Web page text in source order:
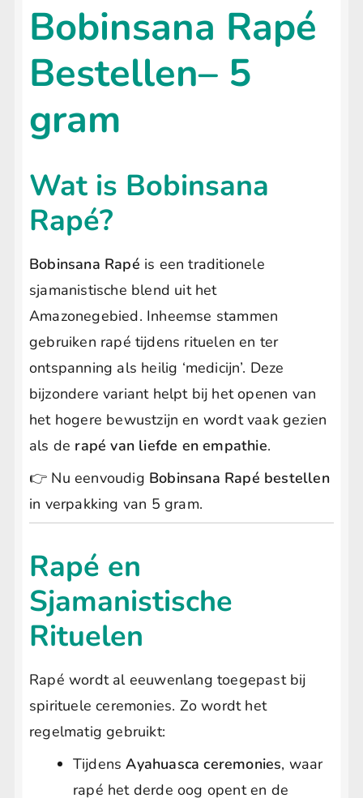
Bobinsana Rapé
Bestellen– 5
gram
Wat is Bobinsana
Rapé?
Bobinsana Rapé is een traditionele
sjamanistische blend uit het
Amazonegebied. Inheemse stammen
gebruiken rapé tijdens rituelen en ter
ontspanning als heilig ‘medicijn’. Deze
bijzondere variant helpt bij het openen van
het hogere bewustzijn en wordt vaak gezien
als de rapé van liefde en empathie.
👉 Nu eenvoudig Bobinsana Rapé bestellen
in verpakking van 5 gram.
Rapé en
Sjamanistische
Rituelen
Rapé wordt al eeuwenlang toegepast bij
spirituele ceremonies. Zo wordt het
regelmatig gebruikt:
TijdensAyahuasca ceremonies, waar
rapé het derde oog opent en de